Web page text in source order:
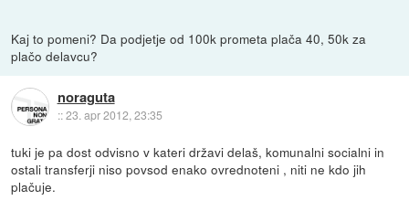
Kaj to pomeni? Da podjetje od 100k prometa plača 40, 50k za
plačo delavcu?
noraguta
::23. apr 2012, 23:35
tuki je pa dost odvisno v kateri državi delaš, komunalni socialni in
ostali transferji niso povsod enako ovrednoteni , niti ne kdo jih
plačuje.